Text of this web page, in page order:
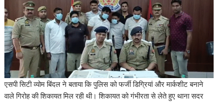
एसपी सिटी व्योम बिंदल ने बताया कि पुलिस को फर्जी डिग्रियां और मार्कशीट बनाने
वाले गिरोह की शिकायत मिल रही थी। शिकायत को गंभीरता से लेते हुए थाना सदर